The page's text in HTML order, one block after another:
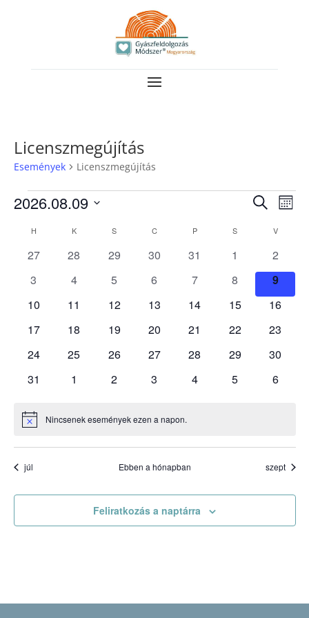
Licenszmegújítás
Események Licenszmegújítás
Események
nézet
Keresett
2026.08.09
kiválasztása.
Események
naptár
H KKEDD S CCSÜTÖRTÖK
PPÉNTEK S SZOMBATV
0
27
0
28
0
29
0
30
0
31
0
események
1
0
2
0
3
0
4
0
5
0
6
0
7
0
események
8
0
9
0
10
0
11
0
12
0
13
0
14
0
15
0
16
0
17
0
18
0
19
0
20
0
21
0
22
0
23
0
24
0
25
0
26
0
27
0
28
0
29
0
30
0
31
0
1
0
2
0
3
0
4
0
5
0
6
Notice Nincsenek események ezen a napon.
júl Ebben a hónapban szept
Feliratkozás a naptárra